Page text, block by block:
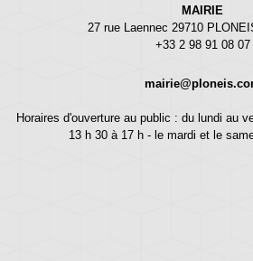
MAIRIE
27 rue Laennec 29710
+33 2 98 91 08 07
Horaires d'ouverture au public : du lundi au
13 h 30 à 17 h - le mardi et le